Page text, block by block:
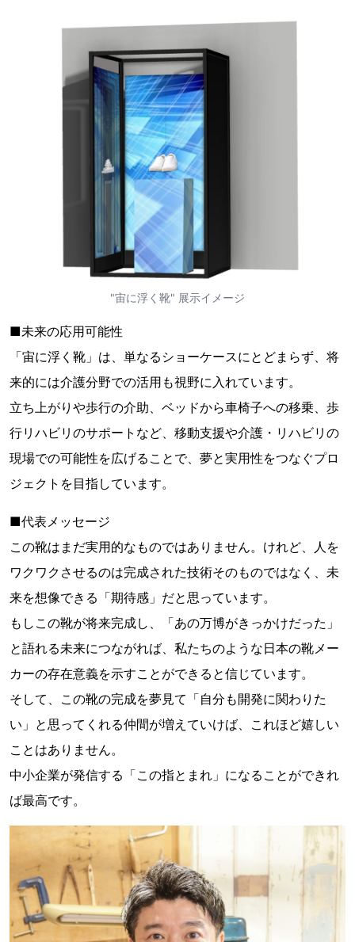
"宙に浮く靴" 展示イメージ
■未来の応用可能性
「宙に浮く靴」は、単なるショーケースにとどまらず、将
来的には介護分野での活用も視野に入れています。
立ち上がりや歩行の介助、ベッドから車椅子への移乗、歩
行リハビリのサポートなど、移動支援や介護・リハビリの
現場での可能性を広げることで、夢と実用性をつなぐプロ
ジェクトを目指しています。
■代表メッセージ
この靴はまだ実用的なものではありません。けれど、人を
ワクワクさせるのは完成された技術そのものではなく、未
来を想像できる「期待感」だと思っています。
もしこの靴が将来完成し、「あの万博がきっかけだった」
と語れる未来につながれば、私たちのような日本の靴メー
カーの存在意義を示すことができると信じています。
そして、この靴の完成を夢見て「自分も開発に関わりた
い」と思ってくれる仲間が増えていけば、これほど嬉しい
ことはありません。
中小企業が発信する「この指とまれ」になることができれ
ば最高です。